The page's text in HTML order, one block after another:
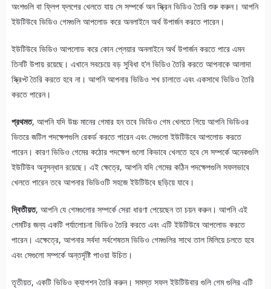
অংশগুলি বা ফ্লিপ ফ্লপের খেলতে যায় সে সম্পর্কে অন স্ক্রিন ভিডিও তৈরি শুরু করুন। আপনি
ইউটিউবে ভিডিও গেমগুলি আপলোড করে অনলাইনে অর্থ উপার্জন করতে পারেন।
ইউটিউবে ভিডিও আপলোড করে কোন প্লেয়ার অনলাইনে অর্থ উপার্জন করতে পারে এমন
তিনটি উপায় রয়েছে। এখানে সবচেয়ে বড় সুবিধা হ’ল ভিডিও তৈরি করতে আপনাকে আলাদা
স্ক্রিপ্ট তৈরি করতে হবে না। আপনি আপনার ভিডিও শখ চালাতে এবং একসাথে ভিডিও তৈরি
করতে পারেন।
প্রথমত, আপনি যদি উচ্চ মানের গেমার হন তবে ভিডিও গেম খেলতে গিয়ে আপনি ভিডিওর
ভিতরে জটিল পদক্ষেপগুলি রেকর্ড করতে পারেন এবং সেগুলো ইউটিউবে আপলোড করতে
পারেন। কারণ ভিডিও গেমের কঠোর পদক্ষেপ গুলো কিভাবে খেলতে হবে সে সম্পর্কে অনেকগুলি
ইউটিউব অনুসন্ধান রয়েছে। এই ক্ষেত্রে, আপনি যদি গেমের কঠিন পদক্ষেপগুলি সফলভাবে
খেলতে পারেন তবে আপনার ভিডিওটি সহজে ইউটিউবে ছড়িয়ে যাবে।
দ্বিতীয়ত, আপনি যে গেমগুলোর সম্পর্কে সেরা ধারণা পেয়েছেন তা চয়ন করুন। আপনি এই
গেমটির জন্য একটি পর্যালোচনা ভিডিও তৈরি করতে এবং এটি ইউটিউবে আপলোড করতে
পারেন। এক্ষেত্রে, আপনার সর্বদা সর্বশেষতম ভিডিও গেমগুলির সাথে তাল মিলিয়ে চলতে হবে
এবং সেগুলো সম্পর্কে অন্তর্দৃষ্টি পাওয়া উচিত।
তৃতীয়ত, একটি ভিডিও ক্যাপশন তৈরি করুন। সমস্ত সফল ইউটিউবার গুলি গেম গুলির এটি